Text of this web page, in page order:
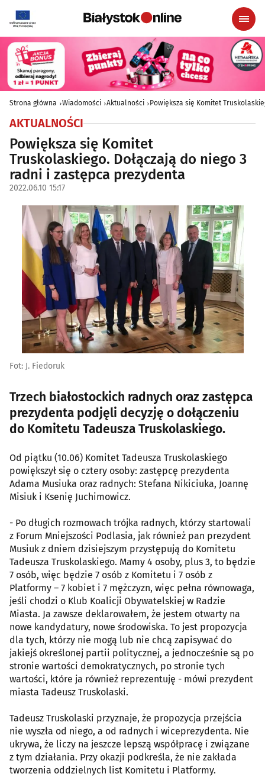
Strona główna Wiadomości Aktualności Powiększa się Komitet
AKTUALNOŚCI
Powiększa się Komitet
Truskolaskiego. Dołączają do niego 3
radni i zastępca prezydenta
2022.06.10 15:17
Fot: J. Fiedoruk
Trzech białostockich radnych oraz zastępca
prezydenta podjęli decyzję o dołączeniu
do Komitetu Tadeusza Truskolaskiego.
Od piątku (10.06) Komitet Tadeusza Truskolaskiego
powiększył się o cztery osoby: zastępcę prezydenta
Adama Musiuka oraz radnych: Stefana Nikiciuka, Joannę
Misiuk i Ksenię Juchimowicz.
- Po długich rozmowach trójka radnych, którzy startowali
z Forum Mniejszości Podlasia, jak również pan prezydent
Musiuk z dniem dzisiejszym przystępują do Komitetu
Tadeusza Truskolaskiego. Mamy 4 osoby, plus 3, to będzie
7 osób, więc będzie 7 osób z Komitetu i 7 osób z
Platformy – 7 kobiet i 7 mężczyzn, więc pełna równowaga,
jeśli chodzi o Klub Koalicji Obywatelskiej w Radzie
Miasta. Ja zawsze deklarowałem, że jestem otwarty na
nowe kandydatury, nowe środowiska. To jest propozycja
dla tych, którzy nie mogą lub nie chcą zapisywać do
jakiejś określonej partii politycznej, a jednocześnie są po
stronie wartości demokratycznych, po stronie tych
wartości, które ja również reprezentuję - mówi prezydent
miasta Tadeusz Truskolaski.
Tadeusz Truskolaski przyznaje, że propozycja przejścia
nie wyszła od niego, a od radnych i wiceprezydenta. Nie
ukrywa, że liczy na jeszcze lepszą współpracę i związane
z tym działania. Przy okazji podkreśla, że nie zakłada
tworzenia oddzielnych list Komitetu i Platformy.